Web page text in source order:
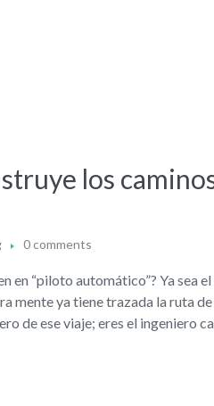
los
0 comments
en “piloto automático”? Ya sea
mente ya tiene trazada la ruta
de ese viaje; eres el ingeniero